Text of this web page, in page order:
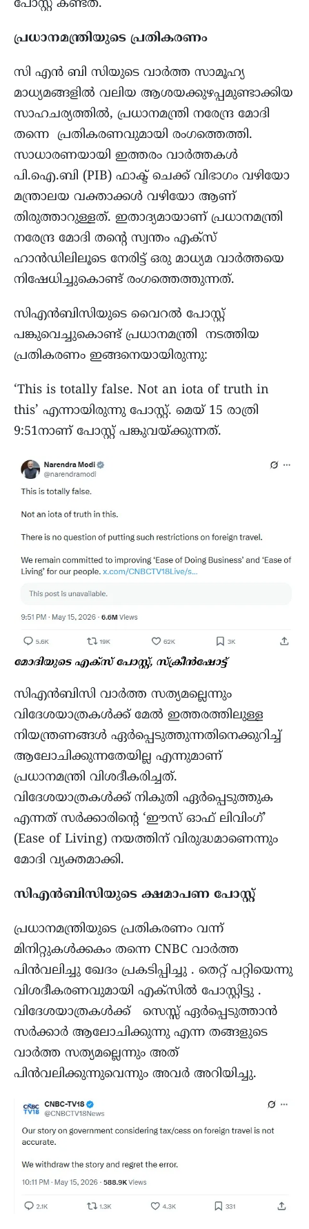
പോസ്റ്റ് കണ്ടത്.
പ്രധാനമന്ത്രിയുടെ പ്രതികരണം
സി എൻ ബി സിയുടെ വാർത്ത സാമൂഹ്യ
മാധ്യമങ്ങളിൽ വലിയ ആശയക്കുഴപ്പമുണ്ടാക്കിയ
സാഹചര്യത്തിൽ, പ്രധാനമന്ത്രി നരേന്ദ്ര മോദി
തന്നെ പ്രതികരണവുമായി രംഗത്തെത്തി.
സാധാരണയായി ഇത്തരം വാർത്തകൾ
പി.ഐ.ബി (PIB) ഫാക്ട് ചെക്ക് വിഭാഗം വഴിയോ
മന്ത്രാലയ വക്താക്കൾ വഴിയോ ആണ്
തിരുത്താറുള്ളത്. ഇതാദ്യമായാണ് പ്രധാനമന്ത്രി
നരേന്ദ്ര മോദി തന്റെ സ്വന്തം എക്സ്
ഹാൻഡിലിലൂടെ നേരിട്ട് ഒരു മാധ്യമ വാർത്തയെ
നിഷേധിച്ചുകൊണ്ട് രംഗത്തെത്തുന്നത്.
സിഎൻബിസിയുടെ വൈറൽ പോസ്റ്റ്
പങ്കുവെച്ചുകൊണ്ട് പ്രധാനമന്ത്രി നടത്തിയ
പ്രതികരണം ഇങ്ങനെയായിരുന്നു:
‘This is totally false. Not an iota of truth in
this’ എന്നായിരുന്നു പോസ്റ്റ്. മെയ് 15 രാത്രി
9:51നാണ് പോസ്റ്റ് പങ്കുവയ്ക്കുന്നത്.
മോദിയുടെ എക്സ് പോസ്റ്റ്, സ്‌ക്രീൻഷോട്ട്
സിഎൻബിസി വാർത്ത സത്യമല്ലെന്നും
വിദേശയാത്രകൾക്ക് മേൽ ഇത്തരത്തിലുള്ള
നിയന്ത്രണങ്ങൾ ഏർപ്പെടുത്തുന്നതിനെക്കുറിച്ച്
ആലോചിക്കുന്നതേയില്ല എന്നുമാണ്
പ്രധാനമന്ത്രി വിശദീകരിച്ചത്.
വിദേശയാത്രകൾക്ക് നികുതി ഏർപ്പെടുത്തുക
എന്നത് സർക്കാരിന്റെ ‘ഈസ് ഓഫ് ലിവിംഗ്’
(Ease of Living) നയത്തിന് വിരുദ്ധമാണെന്നും
മോദി വ്യക്തമാക്കി.
സിഎൻബിസിയുടെ ക്ഷമാപണ പോസ്റ്റ്
പ്രധാനമന്ത്രിയുടെ പ്രതികരണം വന്ന്
മിനിറ്റുകൾക്കകം തന്നെ CNBC വാർത്ത
പിൻവലിച്ചു ഖേദം പ്രകടിപ്പിച്ചു . തെറ്റ് പറ്റിയെന്നു
വിശദീകരണവുമായി എക്‌സിൽ പോസ്റ്റിട്ടു .
വിദേശയാത്രകൾക്ക് സെസ്സ് ഏർപ്പെടുത്താൻ
സർക്കാർ ആലോചിക്കുന്നു എന്ന തങ്ങളുടെ
വാർത്ത സത്യമല്ലെന്നും അത്
പിൻവലിക്കുന്നുവെന്നും അവർ അറിയിച്ചു.